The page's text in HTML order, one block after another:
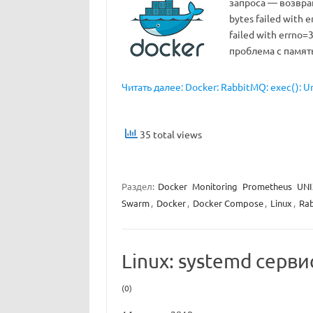
bytes failed with
failed with
проблема с
Читать далее: Docker: RabbitMQ: exec():
35 total views
Раздел: Docker Monitoring Prometheus
Swarm, Docker, Docker Compose, Linux ,
Linux: systemd
(0)